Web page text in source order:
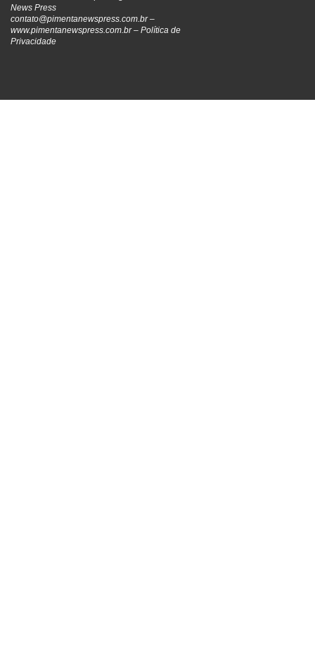
News Press
contato@pimentanewspress.com.br–
www.pimentanewspress.com.br – Política de
Privacidade